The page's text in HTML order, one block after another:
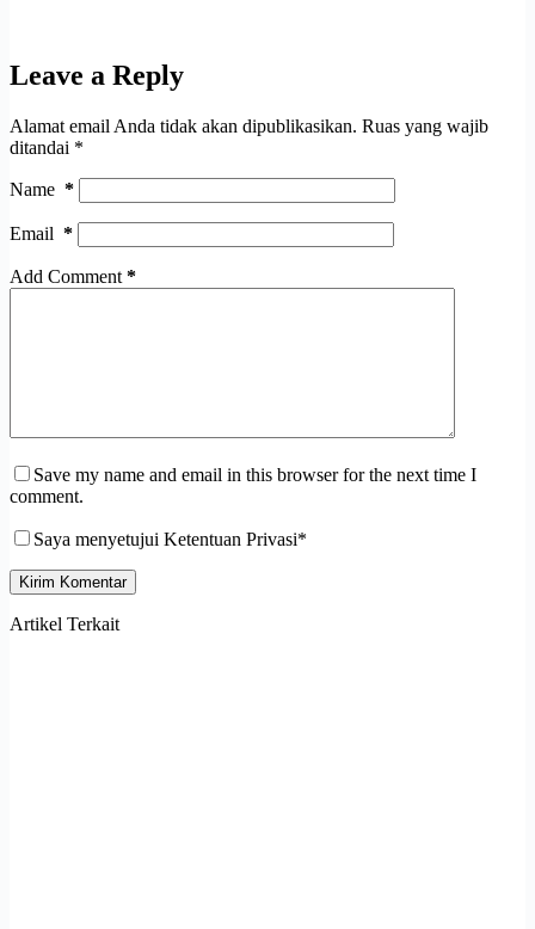
Leave a Reply
Alamat email Anda tidak akan dipublikasikan. Ruas yang wajib
ditandai *
Name *
Email *
Add Comment *
Save my name and email in this browser for the next time I
comment.
Saya menyetujui Ketentuan Privasi*
Kirim Komentar
Artikel Terkait